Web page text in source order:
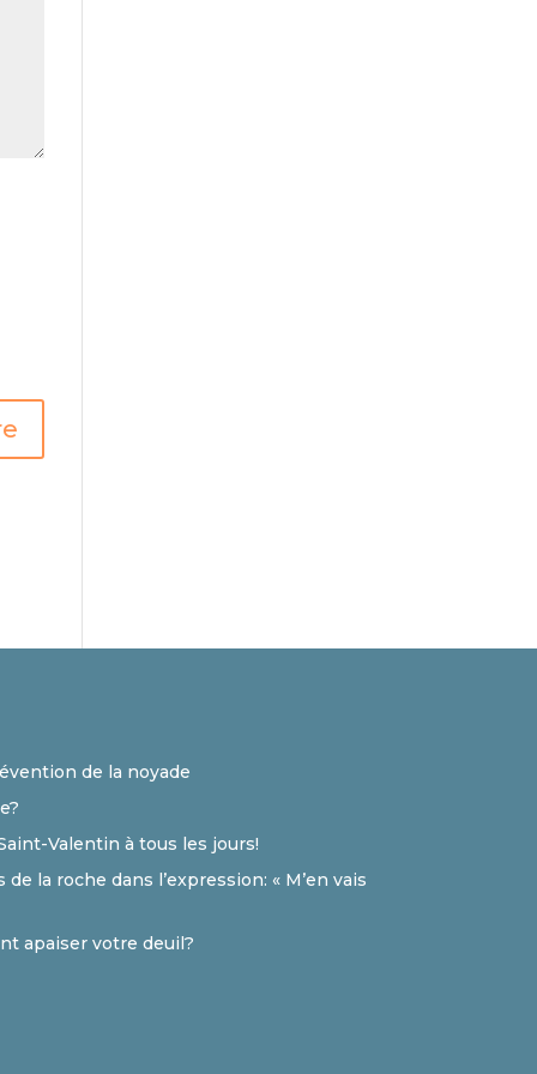
de la noyade
Valentin à tous les jours!
la roche dans l’expression: « M’en vais
apaiser votre deuil?